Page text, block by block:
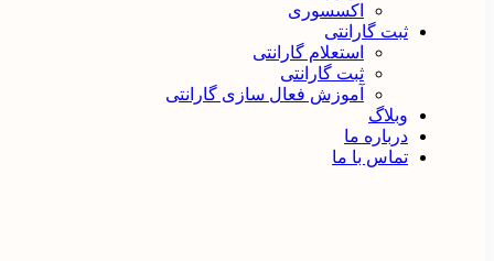
اکسسوری
ثبت گارانتی
استعلام گارانتی
ثبت گارانتی
آموزش فعال سازی گارانتی
وبلاگ
درباره ما
تماس با ما